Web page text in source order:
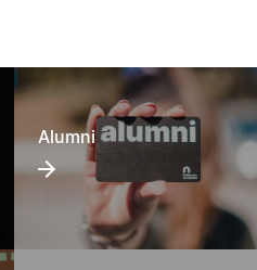
Alumni